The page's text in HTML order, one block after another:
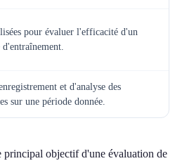
pour évaluer l'efficacité d'un
et d'analyse des
sur une période donnée.
principal objectif d'une évaluation de